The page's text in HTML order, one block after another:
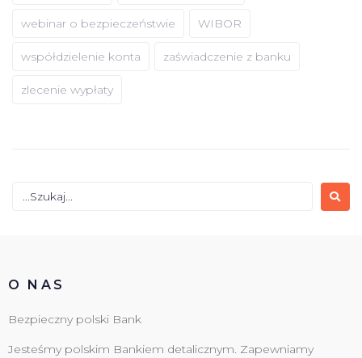
webinar o bezpieczeństwie WIBOR
współdzielenie konta zaświadczenie z banku
zlecenie wypłaty
O NAS
Bezpieczny polski Bank
Jesteśmy polskim Bankiem detalicznym. Zapewniamy